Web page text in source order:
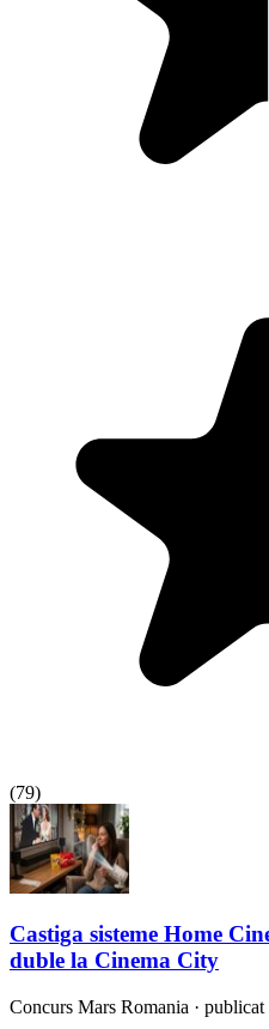
(79)
Castiga sisteme Home
duble la Cinema City
Concurs Mars Romania · publicat